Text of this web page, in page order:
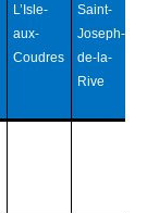
L’Isle-
aux-
Coudres
Saint-
Joseph-
de-la-
Rive